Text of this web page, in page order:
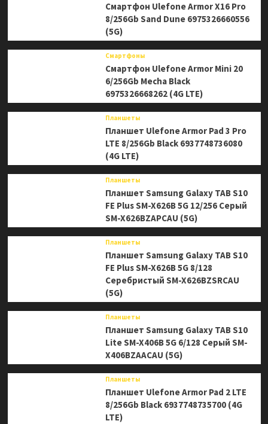
Смартфон Ulefone Armor X16 Pro
8/256Gb Sand Dune 6975326660556
(5G)
Смартфоны
Смартфон Ulefone Armor Mini 20
6/256Gb Mecha Black
6975326668262 (4G LTE)
Планшеты
Планшет Ulefone Armor Pad 3 Pro
LTE 8/256Gb Black 6937748736080
(4G LTE)
Планшеты
Планшет Samsung Galaxy TAB S10
FE Plus SM-X626B 5G 12/256 Серый
SM-X626BZAPCAU (5G)
Планшеты
Планшет Samsung Galaxy TAB S10
FE Plus SM-X626B 5G 8/128
Серебристый SM-X626BZSRCAU
(5G)
Планшеты
Планшет Samsung Galaxy TAB S10
Lite SM-X406B 5G 6/128 Серый SM-
X406BZAACAU (5G)
Планшеты
Планшет Ulefone Armor Pad 2 LTE
8/256Gb Black 6937748735700 (4G
LTE)